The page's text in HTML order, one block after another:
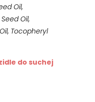
Oil,
Oil,
Tocopheryl
do suchej